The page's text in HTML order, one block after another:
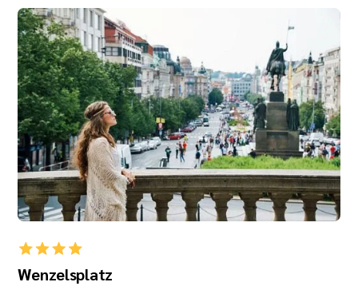
Wenzelsplatz